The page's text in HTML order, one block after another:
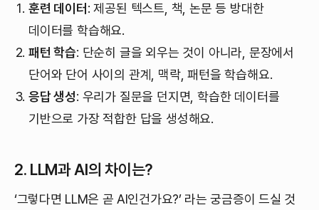
훈련 데이터 : 제공된 텍스트, 책, 논문 등 방대한
데이터를 학습해요.
패턴 학습: 단순히 글을 외우는 것이 아니라, 문장에서
단어와 단어 사이의 관계, 맥락, 패턴을 학습해요.
응답 생성: 우리가 질문을 던지면, 학습한 데이터를
기반으로 가장 적합한 답을 생성해요.
2. LLM과 AI의 차이는?
‘그렇다면 LLM은 곧 AI인건가요?’ 라는 궁금증이 드실 것